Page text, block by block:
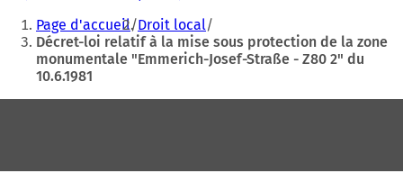
Vous
êtes
Page d'accueil Droit local
Décret-loi relatif à la mise sous protection de la zone
monumentale "Emmerich-Josef-Straße - Z80 2" du
10.6.1981